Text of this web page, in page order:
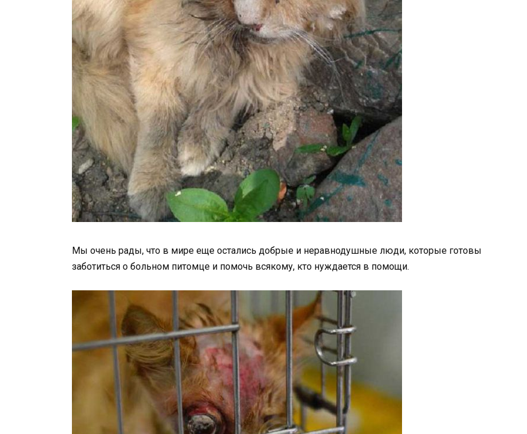
Мы очень рады, что в мире еще остались добрые и неравнодушные люди, которые готовы
заботиться о больном питомце и помочь всякому, кто нуждается в помощи.